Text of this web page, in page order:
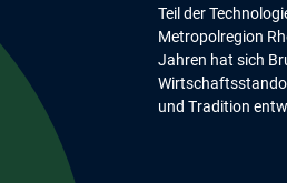
Teil der
Metropolregion
Jahren hat sich
und Tradition